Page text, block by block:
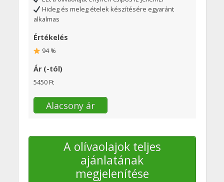
Hideg és meleg ételek készítésére egyaránt
alkalmas
Értékelés
94 %
Ár (-tól)
5450 Ft
Alacsony ár
A olívaolajok teljes
ajánlatának
megjelenítése